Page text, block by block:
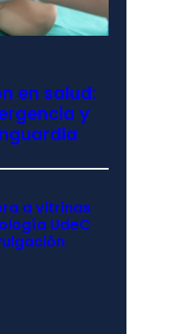
en salud:
y
a vitrinas
UdeC